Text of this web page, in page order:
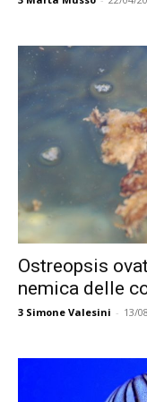
Ostreopsis
nemica delle
3 Simone Valesini - 13/